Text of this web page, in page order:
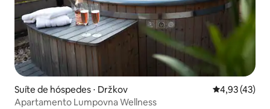
Suíte de hóspedes ⋅ Držkov 4,93 de uma
4,93 (43)
Apartamento Lumpovna Wellness